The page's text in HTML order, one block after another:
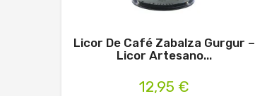
Licor De Café Zabalza Gurgur –
Licor Artesano...
12,95 €